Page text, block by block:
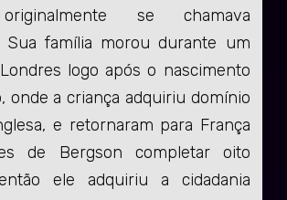
se chamava
Sua família morou durante um
logo após o nascimento
onde a criança adquiriu domínio
e retornaram para França
de Bergson completar oito
ele adquiriu a cidadania